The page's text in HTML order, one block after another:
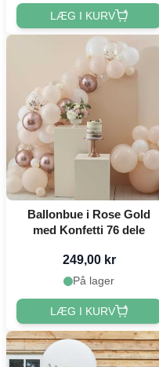
LÆG I KURV
Ballonbue i Rose Gold
med Konfetti 76 dele
249,00 kr
På lager
LÆG I KURV